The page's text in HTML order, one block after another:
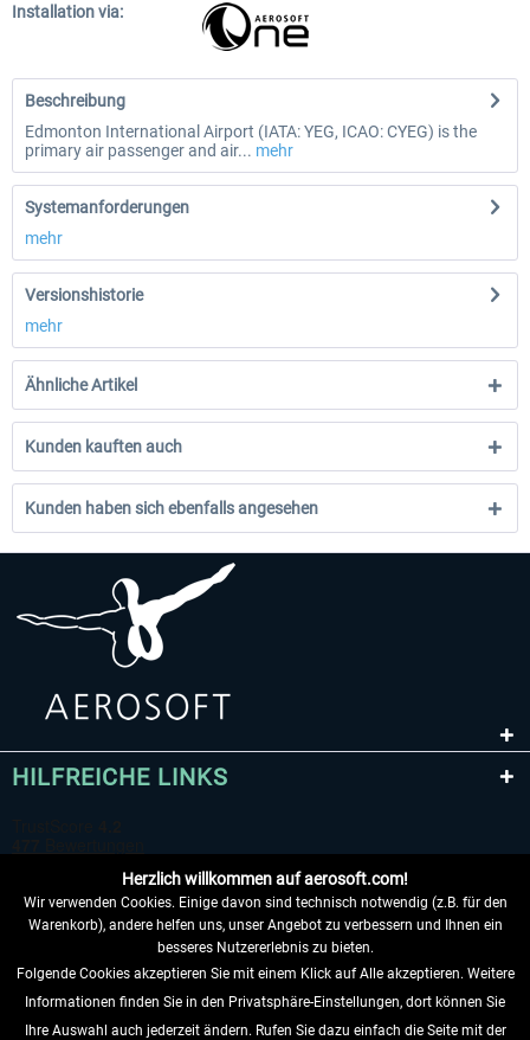
Installation via:
Beschreibung
Edmonton International Airport (IATA: YEG, ICAO: CYEG) is the
primary air passenger and air... mehr
Systemanforderungen
mehr
Versionshistorie
mehr
Ähnliche Artikel
Kunden kauften auch
Kunden haben sich ebenfalls angesehen
HILFREICHE LINKS
VERTRAG WIDERRUFEN
Herzlich willkommen auf aerosoft.com!
Wir verwenden Cookies. Einige davon sind technisch notwendig (z.B. für den
Warenkorb), andere helfen uns, unser Angebot zu verbessern und Ihnen ein
besseres Nutzererlebnis zu bieten.
Folgende Cookies akzeptieren Sie mit einem Klick auf Alle akzeptieren. Weitere
Informationen finden Sie in den Privatsphäre-Einstellungen, dort können Sie
Ihre Auswahl auch jederzeit ändern. Rufen Sie dazu einfach die Seite mit der